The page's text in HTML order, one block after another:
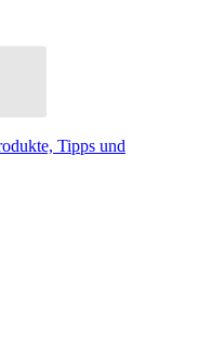
Tipps und